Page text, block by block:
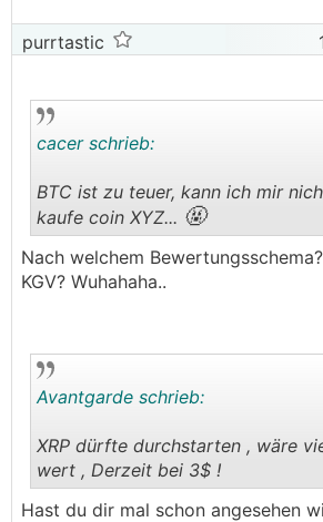
purrtastic
..
cacer schrieb:
BTC ist zu teuer, kann ich mir
kaufe coin XYZ... 🤬
Nach welchem
KGV? Wuhahaha..
..
Avantgarde schrieb:
XRP dürfte durchstarten , wäre
wert , Derzeit bei 3$ !
Hast du dir mal schon angesehen